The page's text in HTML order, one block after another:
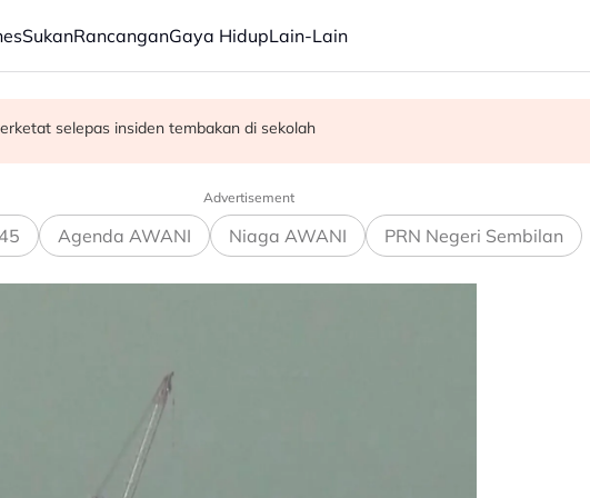
SukanRancanganGaya HidupLain-Lain
audio siar sentuh isu sensitiviti agama
selepas insiden tembakan di sekolah
Advertisement
Agenda AWANI Niaga AWANI PRN Negeri Sembilan